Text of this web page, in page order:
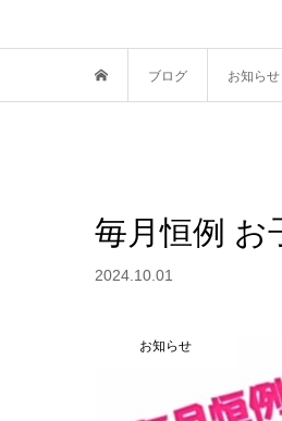
ブログ お知らせ
毎月恒例 お
2024.10.01
お知らせ